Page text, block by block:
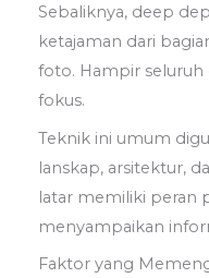
Sebaliknya, deep
ketajaman dari
foto. Hampir
fokus.
Teknik ini umum
lanskap, arsitektur,
latar memiliki peran
menyampaikan
Faktor yang